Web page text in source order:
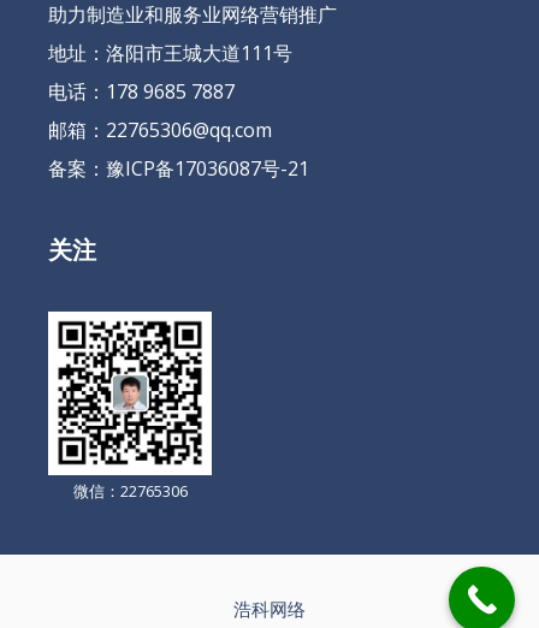
助力制造业和服务业网络营销推广
地址：洛阳市王城大道111号
电话：178 9685 7887
邮箱：22765306@qq.com
备案： 豫ICP备17036087号-21
关注
微信：22765306
浩科网络